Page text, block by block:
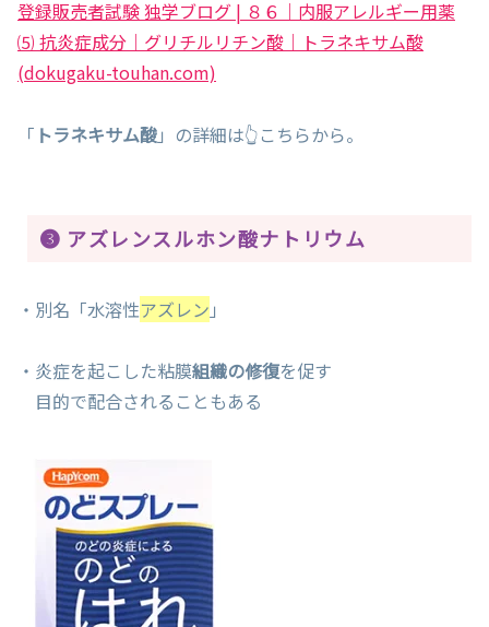
登録販売者試験 独学ブログ | ８６｜内服アレルギー用薬
⑸ 抗炎症成分｜グリチルリチン酸｜トラネキサム酸
(dokugaku-touhan.com)
「 トラネキサム酸」の詳細は👆こちらから。
❸ アズレンスルホン酸ナトリウム
・別名「水溶性アズレン 」
・炎症を起こした粘膜組織の修復を促す
目的で配合されることもある